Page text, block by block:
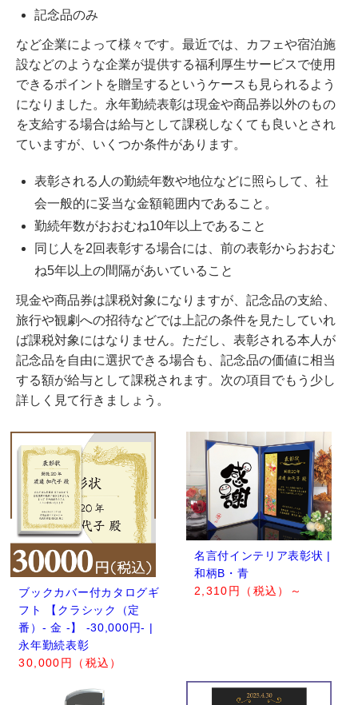
記念品のみ
など企業によって様々です。最近では、カフェや宿泊施
設などのような企業が提供する福利厚生サービスで使用
できるポイントを贈呈するというケースも見られるよう
になりました。永年勤続表彰は現金や商品券以外のもの
を支給する場合は給与として課税しなくても良いとされ
ていますが、いくつか条件があります。
表彰される人の勤続年数や地位などに照らして、社
会一般的に妥当な金額範囲内であること。
勤続年数がおおむね10年以上であること
同じ人を2回表彰する場合には、前の表彰からおおむ
ね5年以上の間隔があいていること
現金や商品券は課税対象になりますが、記念品の支給、
旅行や観劇への招待などでは上記の条件を見たしていれ
ば課税対象にはなりません。ただし、表彰される本人が
記念品を自由に選択できる場合も、記念品の価値に相当
する額が給与として課税されます。次の項目でもう少し
詳しく見て行きましょう。
ブックカバー付カタログギ
フト 【クラシック（定
番）- 金 -】 -30,000円- |
永年勤続表彰
30,000円（税込）
名言付インテリア表彰状 |
和柄B・青
2,310円（税込）～